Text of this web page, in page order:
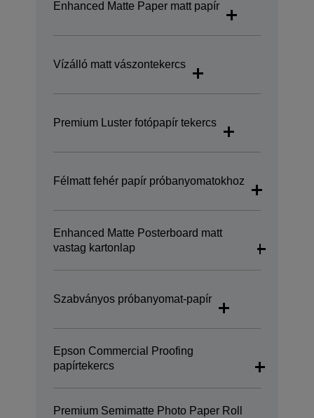
Enhanced Matte Paper matt papír
Vízálló matt vászontekercs
Premium Luster fotópapír tekercs
Félmatt fehér papír próbanyomatokhoz
Enhanced Matte Posterboard matt
vastag kartonlap
Szabványos próbanyomat-papír
Epson Commercial Proofing
papírtekercs
Premium Semimatte Photo Paper Roll